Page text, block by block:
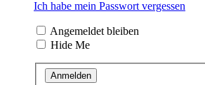
Ich habe mein Passwort vergessen
Angemeldet bleiben
Hide Me